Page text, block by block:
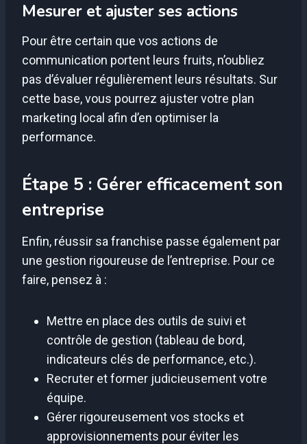
Mesurer et ajuster ses actions
Pour être certain que vos actions de
communication portent leurs fruits, n’oubliez
pas d’évaluer régulièrement leurs résultats. Sur
cette base, vous pourrez ajuster votre plan
marketing local afin d’en optimiser la
performance.
Étape 5 : Gérer efficacement son
entreprise
Enfin, réussir sa franchise passe également par
une gestion rigoureuse de l’entreprise. Pour ce
faire, pensez à :
Mettre en place des outils de suivi et
contrôle de gestion (tableau de bord,
indicateurs clés de performance, etc.).
Recruter et former judicieusement votre
équipe.
Gérer rigoureusement vos stocks et
approvisionnements pour éviter les